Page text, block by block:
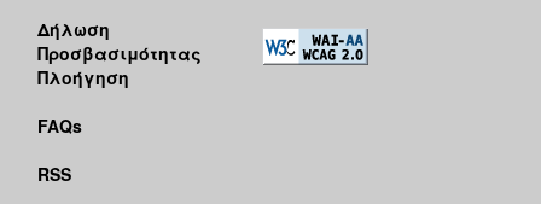
Δήλωση
Προσβασιμότητας
Πλοήγηση
FAQs
RSS